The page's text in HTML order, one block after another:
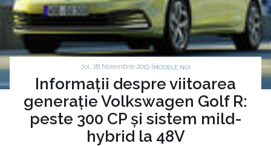
Joi, 28 Noiembrie 2019 | MODELE NOI
Informații despre viitoarea
generație Volkswagen Golf R:
peste 300 CP și sistem mild-
hybrid la 48V